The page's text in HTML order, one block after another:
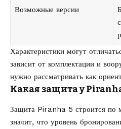
Возможные версии
Характеристики могут
зависит от комплектации и
нужно рассматривать как
Какая защита у
Защита Piranha 5 строится по
значит, что уровень